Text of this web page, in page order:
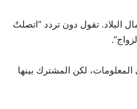
تقول دون تردد “اتصلتُ
لكن المشترك بينها